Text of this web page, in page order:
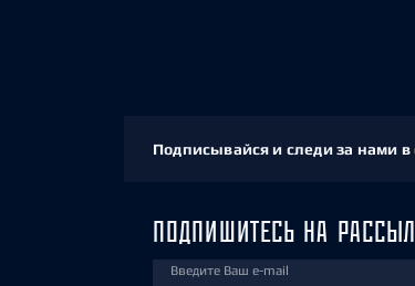
Подписывайся и следи за нами в
ПОДПИШИТЕСЬ НА
Введите Ваш e-mail